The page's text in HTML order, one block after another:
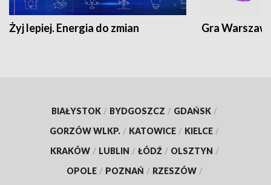
Żyj lepiej. Energia do zmian Gra
BIAŁYSTOK / BYDGOSZCZ / GDAŃSK /
GORZÓW WLKP. / KATOWICE / KIELCE /
KRAKÓW / LUBLIN / ŁÓDŹ / OLSZTYN /
OPOLE / POZNAŃ / RZESZÓW /